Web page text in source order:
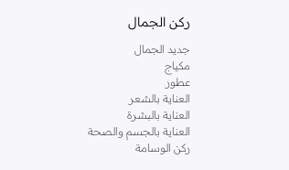
ركن الجمال
جديد الجمال
مكياج
عطور
العناية بالشعر
العناية بالبشرة
العناية بالجسم والصحة
ركن الوسامة